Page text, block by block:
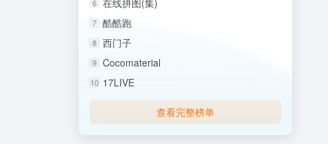
6 在线拼图(集)
7 酷酷跑
8 西门子
9 Cocomaterial
10 17LIVE
查看完整榜单